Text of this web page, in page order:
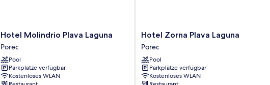
Hotel
Molindrio
Plava
Laguna
Porec
Hotel Molindrio Plava Laguna
Porec
Pool
Parkplätze verfügbar
Kostenloses WLAN
Hotel
Zorna
Plava
Laguna
Porec
Hotel Zorna Plava Laguna
Porec
Pool
Parkplätze verfügbar
Kostenloses WLAN